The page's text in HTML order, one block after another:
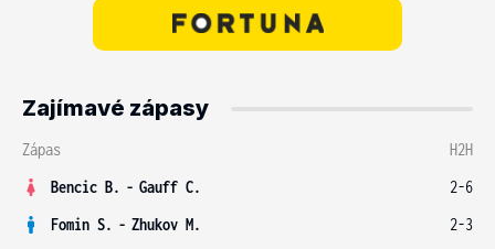
Zajímavé zápasy
Zápas
H2H
Bencic B. - Gauff C.
2-6
Fomin S. - Zhukov M.
2-3